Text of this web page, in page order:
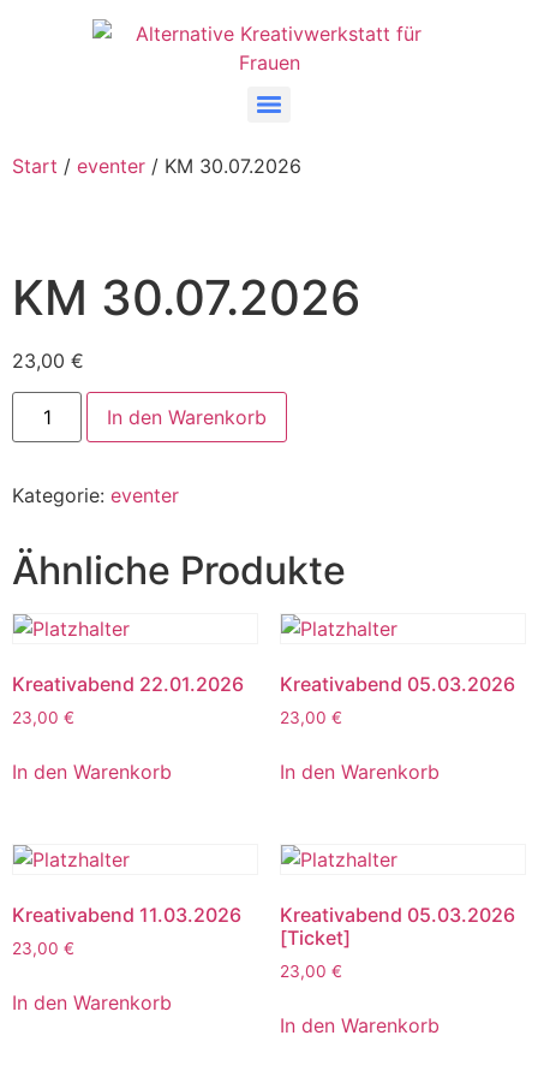
Start / eventer / KM 30.07.2026
KM 30.07.2026
23,00 €
In den Warenkorb
Kategorie: eventer
Ähnliche Produkte
Kreativabend 22.01.2026
23,00 €
In den Warenkorb
Kreativabend 05.03.2026
23,00 €
In den Warenkorb
Kreativabend 11.03.2026
23,00 €
In den Warenkorb
Kreativabend 05.03.2026
[Ticket]
23,00 €
In den Warenkorb